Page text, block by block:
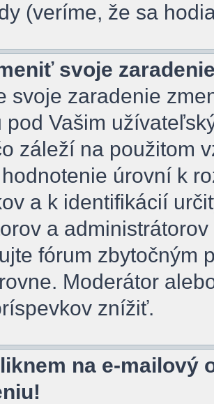
(veríme, že sa
svoje
svoje zaradenie
pod Vašim
záleží na použitom
úrovní k
a k identifikácií
a
fórum zbytočným
Moderátor
znížiť.
na e-mailový